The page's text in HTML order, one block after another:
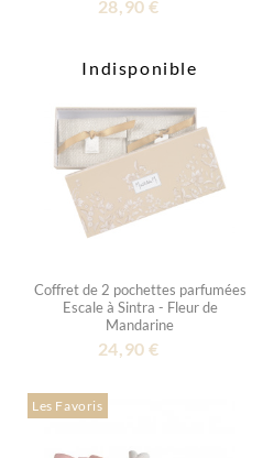
28,90 €
Indisponible
Coffret de 2 pochettes parfumées
Escale à Sintra - Fleur de
Mandarine
24,90 €
Les Favoris